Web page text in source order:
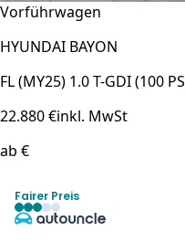
Vorführwagen
HYUNDAI BAYON
FL (MY25) 1.0 T-GDI (100
22.880 €inkl. MwSt
ab €
Fairer Preis